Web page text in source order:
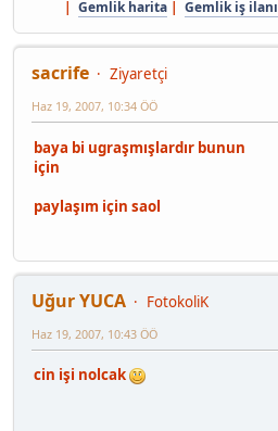
| Gemlik harita | Gemlik iş ilanı
sacrife
Ziyaretçi
Haz 19, 2007, 10:34 ÖÖ
baya bi ugraşmışlardır bunun
için
paylaşım için saol
Uğur YUCA
FotokoliK
Haz 19, 2007, 10:43 ÖÖ
cin işi nolcak